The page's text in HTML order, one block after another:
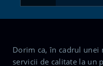
Dorim ca, în cadrul
servicii de calitate la un